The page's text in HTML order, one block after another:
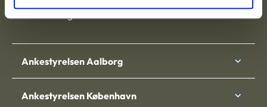
9000 Aalborg
Ankestyrelsen Aalborg
Ankestyrelsen København